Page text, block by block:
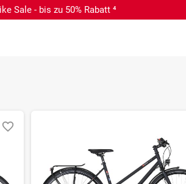
Sale - bis zu 50% Rabatt ⁴